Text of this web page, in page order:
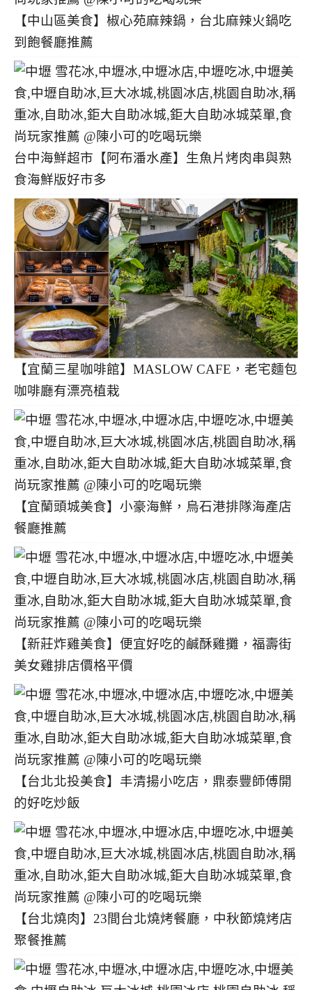
【中山區美食】椒心苑麻辣鍋，台北麻辣火鍋吃
到飽餐廳推薦
台中海鮮超市【阿布潘水產】生魚片烤肉串與熟
食海鮮版好市多
【宜蘭三星咖啡館】MASLOW CAFE，老宅麵包
咖啡廳有漂亮植栽
【宜蘭頭城美食】小豪海鮮，烏石港排隊海產店
餐廳推薦
【新莊炸雞美食】便宜好吃的鹹酥雞攤，福壽街
美女雞排店價格平價
【台北北投美食】丰清揚小吃店，鼎泰豐師傅開
的好吃炒飯
【台北燒肉】23間台北燒烤餐廳，中秋節燒烤店
聚餐推薦